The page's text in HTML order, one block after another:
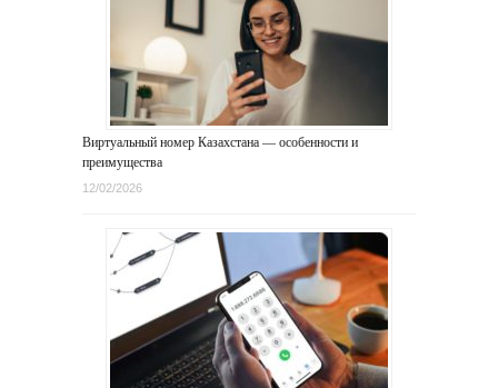
Виртуальный номер Казахстана — особенности и
преимущества
12/02/2026